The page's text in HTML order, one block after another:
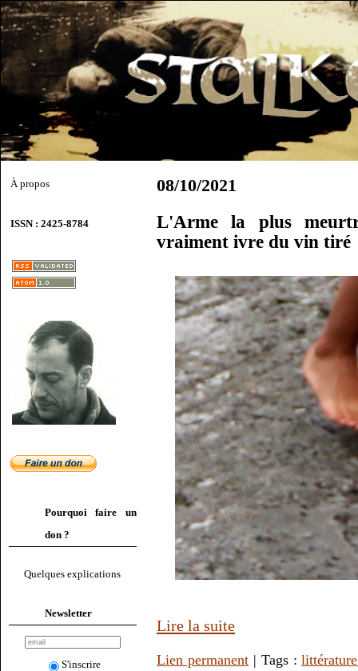
À propos
ISSN : 2425-8784
Pourquoi faire un
don ?
Quelques explications
Newsletter
S'inscrire
08/10/2021
L'Arme la plus
vraiment ivre du vin tiré
Lire la suite
Lien permanent| Tags :littérature